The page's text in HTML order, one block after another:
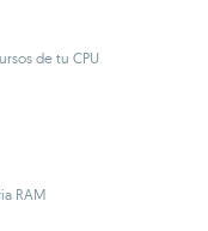
de tu CPU
RAM